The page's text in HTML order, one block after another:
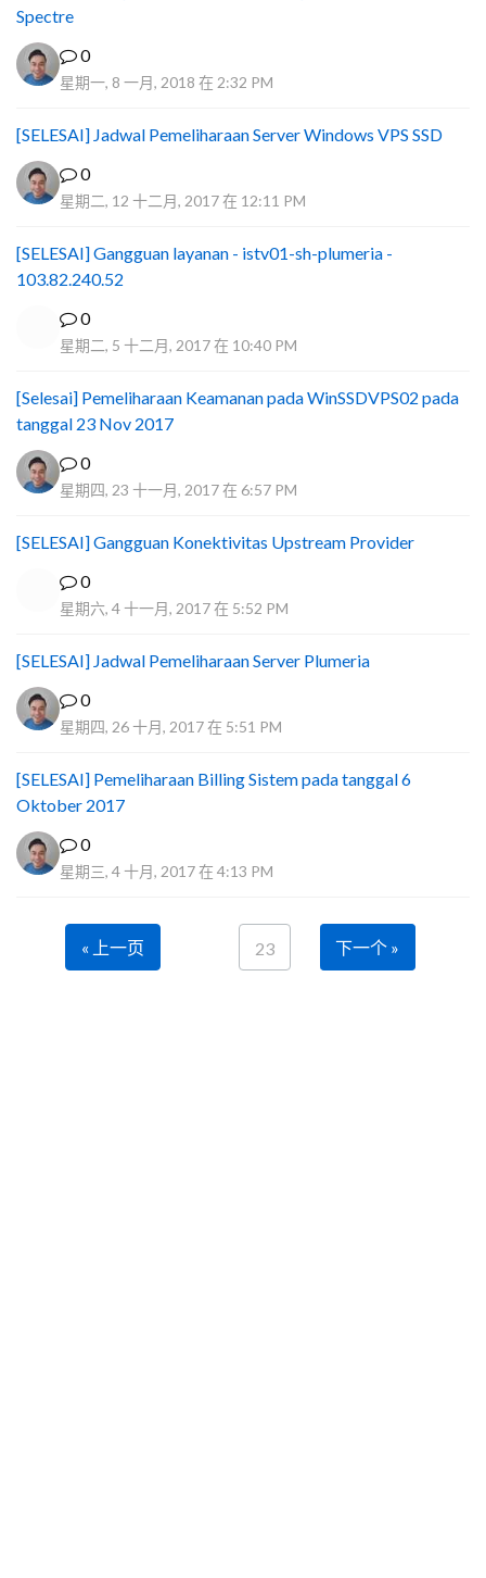
Spectre
0
星期一, 8 一月, 2018 在 2:32 PM
[SELESAI] Jadwal Pemeliharaan Server Windows VPS SSD
0
星期二, 12 十二月, 2017 在 12:11 PM
[SELESAI] Gangguan layanan - istv01-sh-plumeria -
103.82.240.52
0
星期二, 5 十二月, 2017 在 10:40 PM
[Selesai] Pemeliharaan Keamanan pada WinSSDVPS02 pada
tanggal 23 Nov 2017
0
星期四, 23 十一月, 2017 在 6:57 PM
[SELESAI] Gangguan Konektivitas Upstream Provider
0
星期六, 4 十一月, 2017 在 5:52 PM
[SELESAI] Jadwal Pemeliharaan Server Plumeria
0
星期四, 26 十月, 2017 在 5:51 PM
[SELESAI] Pemeliharaan Billing Sistem pada tanggal 6
Oktober 2017
0
星期三, 4 十月, 2017 在 4:13 PM
« 上一页 23 下一个 »